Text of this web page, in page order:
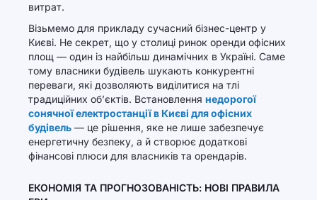
витрат.
Візьмемо для прикладу сучасний бізнес-центр у
Києві. Не секрет, що у столиці ринок оренди офісних
площ — один із найбільш динамічних в Україні. Саме
тому власники будівель шукають конкурентні
переваги, які дозволяють виділитися на тлі
традиційних об’єктів. Встановлення недорогої
сонячної електростанції в Києві для офісних
будівель — це рішення, яке не лише забезпечує
енергетичну безпеку, а й створює додаткові
фінансові плюси для власників та орендарів.
ЕКОНОМІЯ ТА ПРОГНОЗОВАНІСТЬ: НОВІ ПРАВИЛА